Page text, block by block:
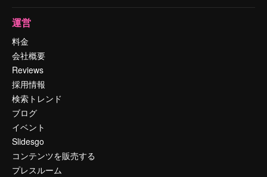
運営
料金
会社概要
Reviews
採用情報
検索トレンド
ブログ
イベント
Slidesgo
コンテンツを販売する
プレスルーム